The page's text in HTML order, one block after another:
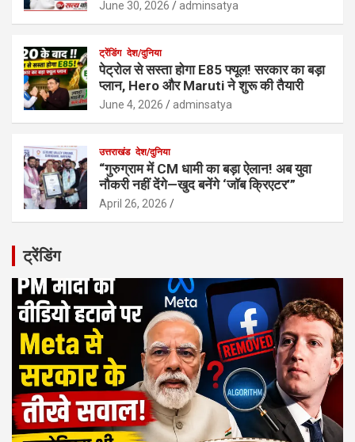
June 30, 2026 adminsatya
ट्रेंडिंग देश/दुनिया
पेट्रोल से सस्ता होगा E85 फ्यूल! सरकार का बड़ा
प्लान, Hero और Maruti ने शुरू की तैयारी
June 4, 2026 adminsatya
उत्तराखंड देश/दुनिया
“गुरुग्राम में CM धामी का बड़ा ऐलान! अब युवा
नौकरी नहीं देंगे—खुद बनेंगे ‘जॉब क्रिएटर’”
April 26, 2026
ट्रेंडिंग